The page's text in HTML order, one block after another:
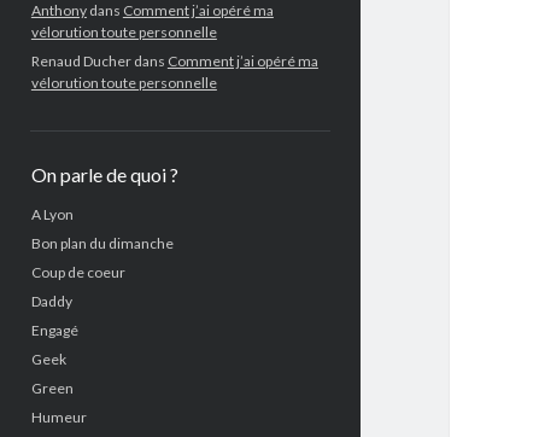
Anthonydans Comment j’ai opéré ma
vélorution toute personnelle
Renaud Ducherdans Comment j’ai opéré ma
vélorution toute personnelle
On parle de quoi ?
A Lyon
Bon plan du dimanche
Coup de coeur
Daddy
Engagé
Geek
Green
Humeur